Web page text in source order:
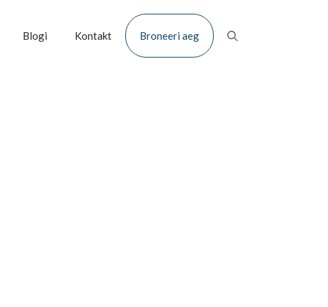
Blogi Kontakt Broneeri aeg